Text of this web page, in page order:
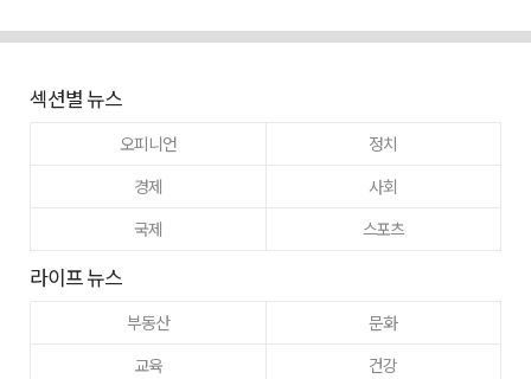
섹션별 뉴스
오피니언
정치
경제
사회
국제
스포츠
라이프 뉴스
부동산
문화
교육
건강